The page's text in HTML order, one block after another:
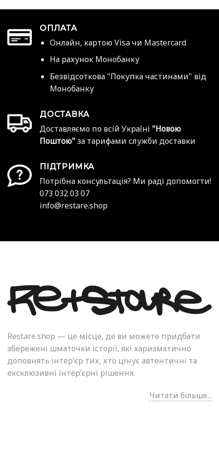
ОПЛАТА
Онлайн, картою Visa чи Mastercard
На рахунок Монобанку
Безвідсоткова "Покупка частинами" від
Монобанку
ДОСТАВКА
Доставляємо по всій Україні "Новою
Поштою" за тарифами служби доставки
ПІДТРИМКА
Потрібна консультація? Ми раді допомогти!
073 032 03 07
info@restare.shop
Restare.shop — це місце, де ви можете придбати
збережені шматочки історії, які харизматично
доповнять інтер’єр тих, хто цінує автентичні та
ексклюзивні інтер’єрні рішення.
Читати більше...